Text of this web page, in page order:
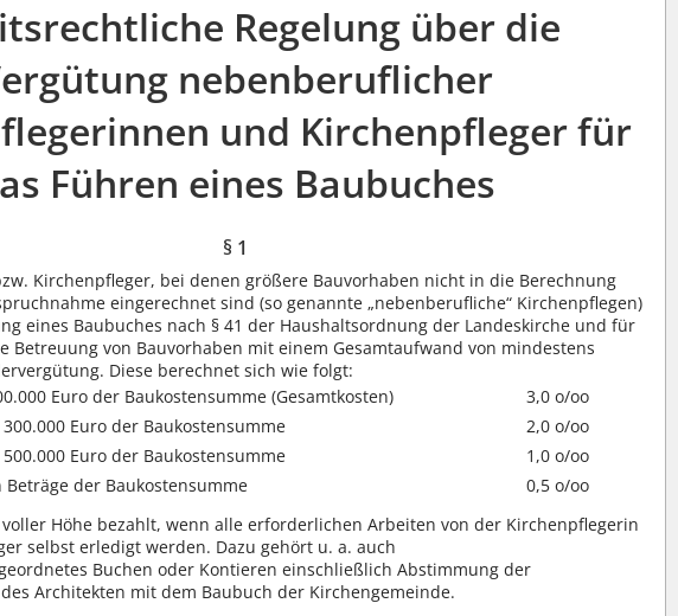
Regelung über die
nebenberuflicher
und Kirchenpfleger für
Führen eines Baubuches
§ 1
Kirchenpfleger, bei denen größere Bauvorhaben nicht in die Berechnung
eingerechnet sind (so genannte „nebenberufliche“ Kirchenpflegen)
eines Baubuches nach § 41 der Haushaltsordnung der Landeskirche und für
Betreuung von Bauvorhaben mit einem Gesamtaufwand von mindestens
Diese berechnet sich wie folgt:
Euro der Baukostensumme (Gesamtkosten)
3,0 o/oo
Euro der Baukostensumme
2,0 o/oo
Euro der Baukostensumme
1,0 o/oo
der Baukostensumme
0,5 o/oo
Höhe bezahlt, wenn alle erforderlichen Arbeiten von der Kirchenpflegerin
selbst erledigt werden. Dazu gehört u. a. auch
Buchen oder Kontieren einschließlich Abstimmung der
Architekten mit dem Baubuch der Kirchengemeinde.